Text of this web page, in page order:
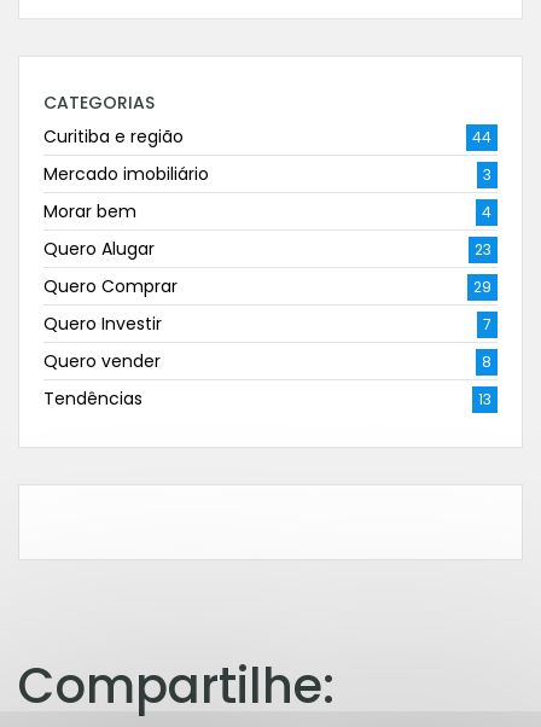
CATEGORIAS
Curitiba e região
44
Mercado imobiliário 3
Morar bem 4
Quero Alugar 23
Quero Comprar 29
Quero Investir 7
Quero vender 8
Tendências 13
Compartilhe: